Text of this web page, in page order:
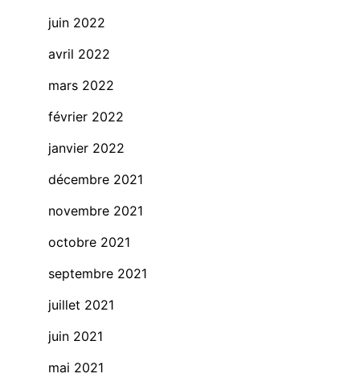
juin 2022
avril 2022
mars 2022
février 2022
janvier 2022
décembre 2021
novembre 2021
octobre 2021
septembre 2021
juillet 2021
juin 2021
mai 2021